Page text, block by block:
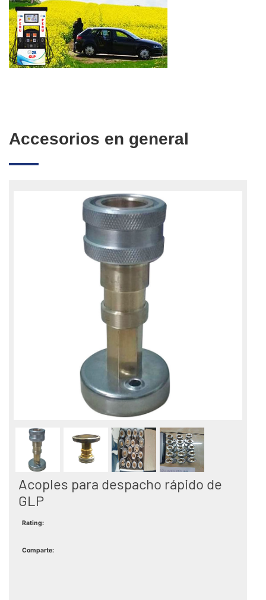
Accesorios en general
Acoples para despacho rápido de
GLP
Rating:
Comparte: